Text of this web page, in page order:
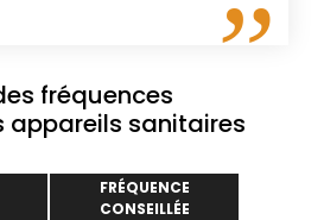
fréquences
appareils sanitaires
FRÉQUENCE
CONSEILLÉE